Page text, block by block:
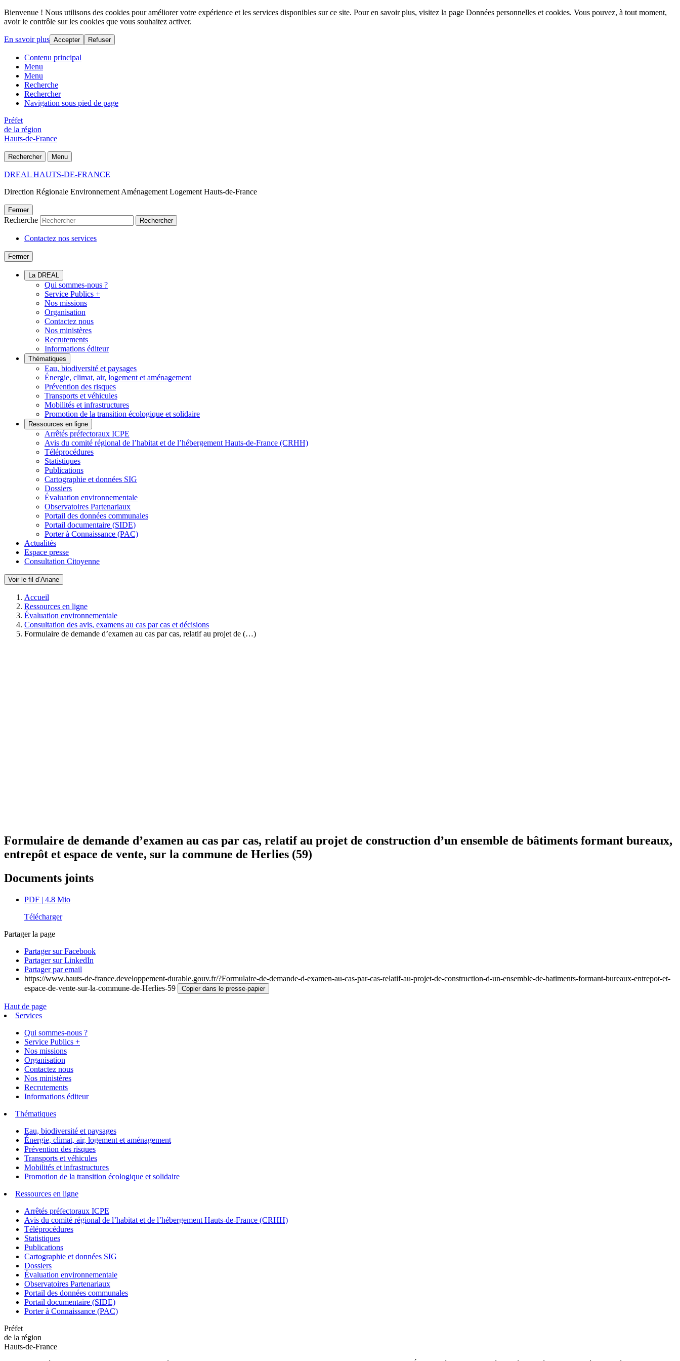
Bienvenue ! Nous utilisons des cookies pour améliorer votre expérience et les services disponibles sur ce site. Pour en savoir plus, visitez la page Données personnelles et cookies. Vous pouvez, à tout moment,
avoir le contrôle sur les cookies que vous souhaitez activer.
En savoir plus Accepter Refuser
Contenu principal
Menu
Menu
Recherche
Rechercher
Navigation sous pied de page
Préfet
de la région
Hauts-de-France
Rechercher Menu
DREAL HAUTS-DE-FRANCE
Direction Régionale Environnement Aménagement Logement Hauts-de-France
Fermer
Recherche Rechercher
Contactez nos services
Fermer
La DREAL
Qui sommes-nous ?
Service Publics +
Nos missions
Organisation
Contactez nous
Nos ministères
Recrutements
Informations éditeur
Thématiques
Eau, biodiversité et paysages
Énergie, climat, air, logement et aménagement
Prévention des risques
Transports et véhicules
Mobilités et infrastructures
Promotion de la transition écologique et solidaire
Ressources en ligne
Arrêtés préfectoraux ICPE
Avis du comité régional de l’habitat et de l’hébergement Hauts-de-France (CRHH)
Téléprocédures
Statistiques
Publications
Cartographie et données SIG
Dossiers
Évaluation environnementale
Observatoires Partenariaux
Portail des données communales
Portail documentaire (SIDE)
Porter à Connaissance (PAC)
Actualités
Espace presse
Consultation Citoyenne
Voir le fil d’Ariane
Accueil
Ressources en ligne
Évaluation environnementale
Consultation des avis, examens au cas par cas et décisions
Formulaire de demande d’examen au cas par cas, relatif au projet de (…)
Formulaire de demande d’examen au cas par cas, relatif au projet de construction d’un ensemble de bâtiments formant bureaux,
entrepôt et espace de vente, sur la commune de Herlies (59)
Documents joints
PDF | 4.8 Mio
Télécharger
Partager la page
Partager sur Facebook
Partager sur LinkedIn
Partager par email
https://www.hauts-de-france.developpement-durable.gouv.fr/?Formulaire-de-demande-d-examen-au-cas-par-cas-relatif-au-projet-de-construction-d-un-ensemble-de-batiments-formant-bureaux-entrepot-et-
espace-de-vente-sur-la-commune-de-Herlies-59
Copier dans le presse-papier
Haut de page
Services
Qui sommes-nous ?
Service Publics +
Nos missions
Organisation
Contactez nous
Nos ministères
Recrutements
Informations éditeur
Thématiques
Eau, biodiversité et paysages
Énergie, climat, air, logement et aménagement
Prévention des risques
Transports et véhicules
Mobilités et infrastructures
Promotion de la transition écologique et solidaire
Ressources en ligne
Arrêtés préfectoraux ICPE
Avis du comité régional de l’habitat et de l’hébergement Hauts-de-France (CRHH)
Téléprocédures
Statistiques
Publications
Cartographie et données SIG
Dossiers
Évaluation environnementale
Observatoires Partenariaux
Portail des données communales
Portail documentaire (SIDE)
Porter à Connaissance (PAC)
Préfet
de la région
Hauts-de-France